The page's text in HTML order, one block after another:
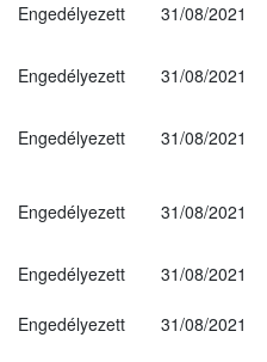
Engedélyezett 31/08/2021
Engedélyezett
31/08/2021
Engedélyezett 31/08/2021
Engedélyezett 31/08/2021
Engedélyezett
31/08/2021
Engedélyezett
31/08/2021